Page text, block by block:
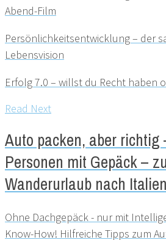
Abend-Film
Persönlichkeitsentwicklung – der
Lebensvision
Erfolg 7.0 – willst du Recht haben
Read Next
Auto packen, aber richtig
Personen mit Gepäck –
Wanderurlaub nach Italien
Ohne Dachgepäck - nur mit
Know-How! Hilfreiche Tipps zum